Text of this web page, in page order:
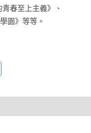
春至上主義》、
園》等等。